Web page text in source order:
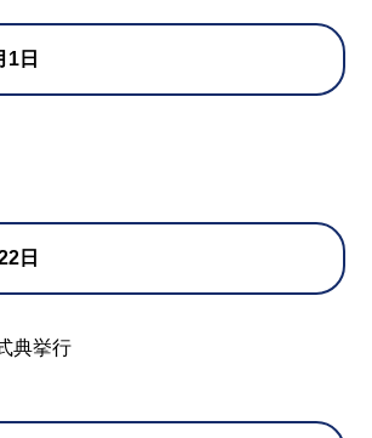
1日
日
典挙行